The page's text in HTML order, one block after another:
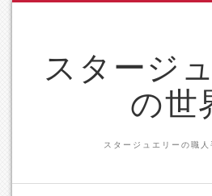
スタージ
の世
スタージュエリーの職